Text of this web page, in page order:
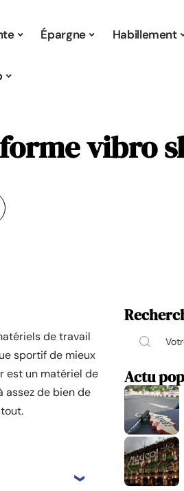
Épargne Habillement
vibro
de travail
sportif de mieux
est un matériel de
assez de bien de
Actu